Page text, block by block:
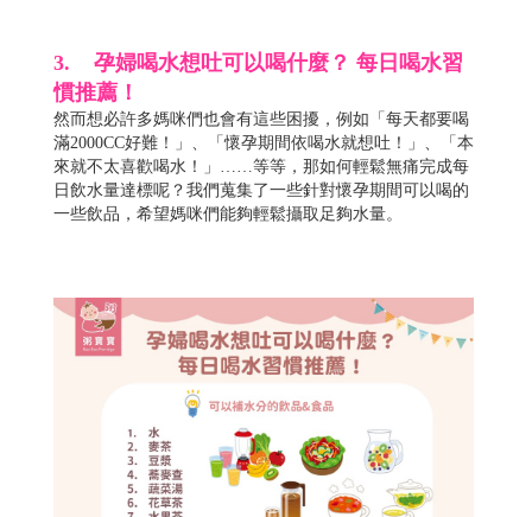
3. 孕婦喝水想吐可以喝什麼？ 每日喝水習
慣推薦！
然而想必許多媽咪們也會有這些困擾，例如「每天都要喝
滿2000CC好難！」、「懷孕期間依喝水就想吐！」、「本
來就不太喜歡喝水！」……等等，那如何輕鬆無痛完成每
日飲水量達標呢？我們蒐集了一些針對懷孕期間可以喝的
一些飲品，希望媽咪們能夠輕鬆攝取足夠水量。